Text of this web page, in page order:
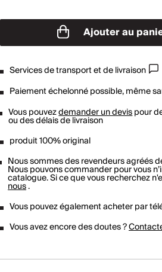
Ajouter au
Services de transport et de livraison
Paiement échelonné possible, même
Vous pouvezdemander un devispour
ou des délais de livraison
produit 100% original
Nous sommes des revendeurs agréés
Nous pouvons commander pour vous
catalogue. Si ce que vous recherchez
nous.
Vous pouvez également acheter par
Vous avez encore des doutes ?